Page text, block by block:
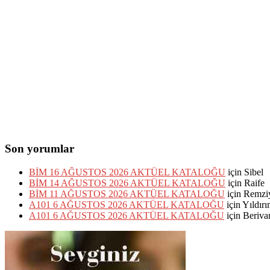
Son yorumlar
BİM 16 AĞUSTOS 2026 AKTÜEL KATALOĞU için Sibel
BİM 14 AĞUSTOS 2026 AKTÜEL KATALOĞU için Raife
BİM 11 AĞUSTOS 2026 AKTÜEL KATALOĞU için
A101 6 AĞUSTOS 2026 AKTÜEL KATALOĞU için
A101 6 AĞUSTOS 2026 AKTÜEL KATALOĞU için